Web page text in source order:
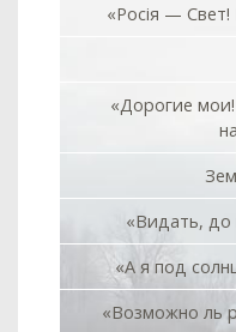
«Росiя —
«Дорогие
«Видать, до
«А я под
«Возможно ль